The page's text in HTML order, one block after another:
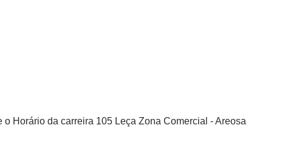
Horário da carreira 105 Leça Zona Comercial - Areosa